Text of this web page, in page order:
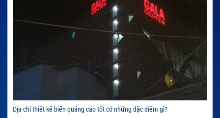
Địa chỉ thiết kế biển quảng cáo tốt có những đặc điểm gì?